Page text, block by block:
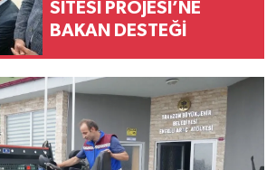
SİTESİ PROJESİ’NE
BAKAN DESTEĞİ